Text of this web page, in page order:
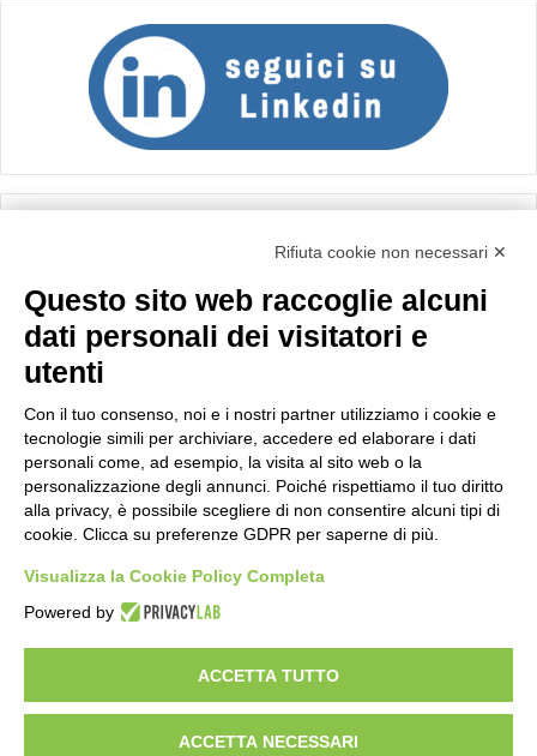
Importo netto (€):
Calcola
Scorporo IVA
Importo lordo (€):
Rifiuta cookie non necessari ✕
Questo sito web raccoglie alcuni
dati personali dei visitatori e
utenti
Con il tuo consenso, noi e i nostri partner utilizziamo i cookie e
tecnologie simili per archiviare, accedere ed elaborare i dati
personali come, ad esempio, la visita al sito web o la
personalizzazione degli annunci. Poiché rispettiamo il tuo diritto
alla privacy, è possibile scegliere di non consentire alcuni tipi di
cookie. Clicca su preferenze GDPR per saperne di più.
Visualizza la Cookie Policy Completa
Powered by
ACCETTA TUTTO
ACCETTA NECESSARI